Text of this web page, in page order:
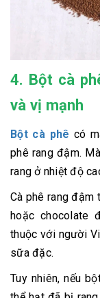
4. Bột cà
và vị mạnh
Bột cà phê có
phê rang đậm.
rang ở nhiệt độ
Cà phê rang đậm
hoặc chocolate
thuộc với người
sữa đặc.
Tuy nhiên, nếu